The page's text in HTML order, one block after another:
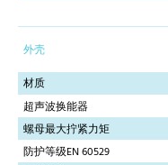
外壳
材质
超声波换能器
螺母最大拧紧力矩
防护等级EN 60529